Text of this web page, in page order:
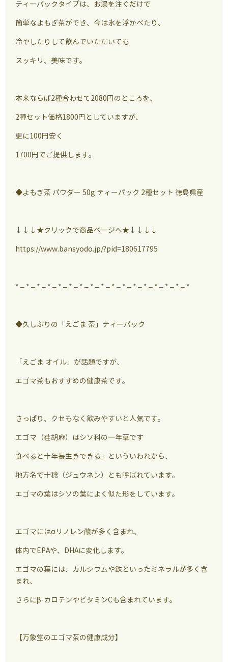
ティーパックタイプは、お湯を注ぐだけで
簡単なよもぎ茶ができ、今は氷を浮かべたり、
冷やしたりして飲んでいただいても
スッキリ、美味です。
本来ならば2種合わせて2080円のところを、
2種セット価格1800円としていますが、
更に100円安く
1700円でご提供します。
◆よもぎ茶 パウダー 50g ティーパック 2種セット 徳島県産
↓↓↓★クリックで商品ページへ★↓↓↓↓
https://www.bansyodo.jp/?pid=180617795
* – * – * – * – * – * – * – * – * – * – * – * – * – * – * – * – *
◆久しぶりの「えごま 茶」ティーパック
「えごま オイル」が話題ですが、
エゴマ茶もおすすめの健康茶です。
さっぱり、クセもなく飲みやすいと人気です。
エゴマ（荏胡麻）はシソ科の一年草です
食べると十年長生きできる」といういわれから、
地方名で十稔（ジュウネン）とも呼ばれています。
エゴマの葉はシソの葉によく似た形をしています。
エゴマにはαリノレン酸が多く含まれ、
体内でEPAや、DHAに変化します。
エゴマの葉には、カルシウムや鉄といったミネラルが多く含
まれ、
さらにβ-カロテンやビタミンCも含まれています。
【万象堂のエゴマ茶の健康成分】